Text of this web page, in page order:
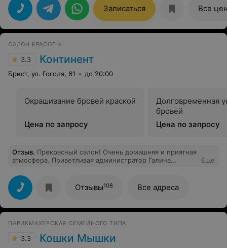
Записаться Все
САЛОН КРАСОТЫ
3.3 Континент
Брест, ул. Гоголя, 61 до 20:00
Окрашивание бровей краской
Цена по запросу
Долговременная
бровей
Цена по запросу
Отзыв. Прекрасный салон! Очень домашняя и приятная
атмосфера. Приветливая администратор Галина
педикюру Вета. Спасибо, что есть такое место в
Бресте.
Еще
Отзывы108 Все адреса
ПАРИКМАХЕРСКАЯ СЕМЕЙНОГО ТИПА
3.3 Кошки Мышки